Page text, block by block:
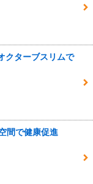
ターブスリムで
間で健康促進